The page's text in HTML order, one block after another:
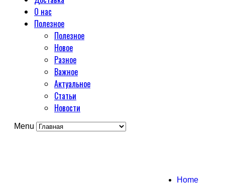
О нас
Полезное
Полезное
Новое
Разное
Важное
Актуальное
Статьи
Новости
Menu
Home